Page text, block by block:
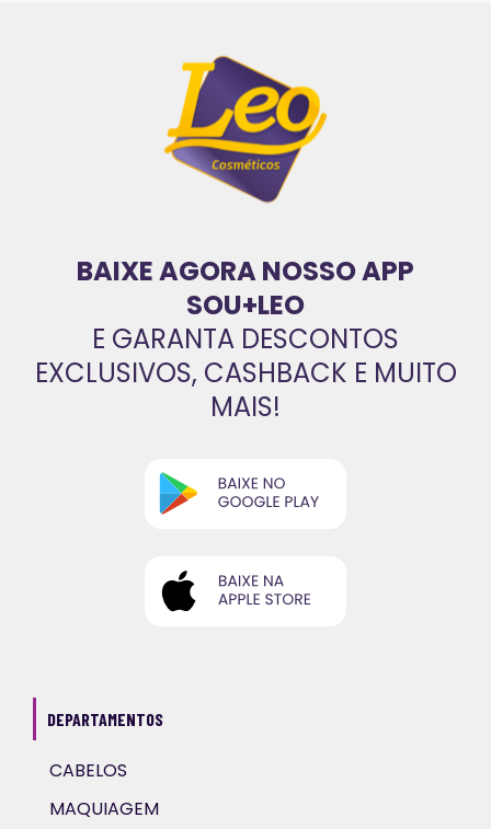
BAIXE AGORA NOSSO APP
SOU+LEO
E GARANTA DESCONTOS
EXCLUSIVOS, CASHBACK E MUITO
MAIS!
DEPARTAMENTOS
CABELOS
MAQUIAGEM